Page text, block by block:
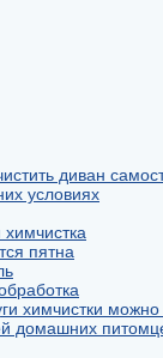
диван
условиях
химчистка
пятна
химчистки можно
домашних